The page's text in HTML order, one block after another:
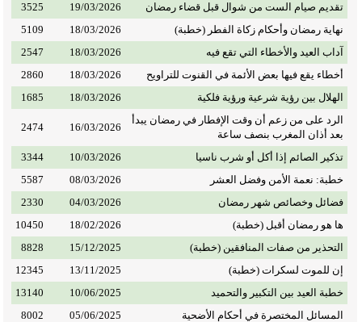
تقديم صيام الست من شوال قبل قضاء رمضان
19/03/2026
3525
نهاية رمضان وأحكام زكاة الفطر (خطبة)
18/03/2026
5109
آداب العيد والأخطاء التي تقع فيه
18/03/2026
2547
أخطاء يقع فيها بعض الأئمة في القنوت للتراويح
18/03/2026
2860
الهلال بين رؤية شرعية ورؤية فلكية
18/03/2026
1685
الرد على من زعم أن وقت الإفطار في رمضان يبدأ
بعد أذان المغرب بنصف ساعة
16/03/2026
2474
تذكير الصائم إذا أكل أو شرب ناسيا 10/03/2026
3344
خطبة: نعمة الأمن وفضل العشر
08/03/2026
5587
فضائل وخصائص شهر رمضان
04/03/2026
2330
ها هو رمضان أقبل (خطبة)
18/02/2026
10450
التحذير من صفات المنافقين (خطبة)
15/12/2025
8828
إن للموت لسكرات (خطبة)
13/11/2025
12345
خطبة العيد بين التكبير والتحميد
10/06/2025
13140
المسائل المختصرة في أحكام الأضحية
05/06/2025
8002